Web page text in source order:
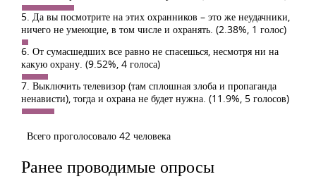
5. Да вы посмотрите на этих охранников – это же неудачники,
ничего не умеющие, в том числе и охранять. (2.38%, 1 голос)
6. От сумасшедших все равно не спасешься, несмотря ни на
какую охрану. (9.52%, 4 голоса)
7. Выключить телевизор (там сплошная злоба и пропаганда
ненависти), тогда и охрана не будет нужна. (11.9%, 5 голосов)
Всего проголосовало 42 человека
Ранее проводимые опросы